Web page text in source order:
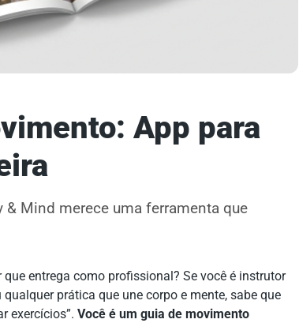
App para
& Mind merece uma ferramenta que
entrega como profissional? Se você é instrutor
prática que une corpo e mente, sabe que
exercícios”. Você é um guia de movimento